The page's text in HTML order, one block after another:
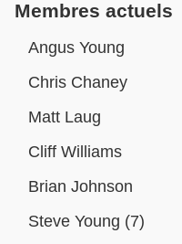
Membres actuels
Angus Young
Chris Chaney
Matt Laug
Cliff Williams
Brian Johnson
Steve Young (7)